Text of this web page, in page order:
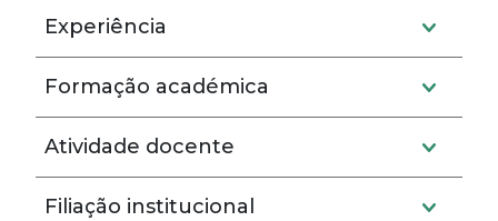
Experiência
Formação académica
Atividade docente
Filiação institucional